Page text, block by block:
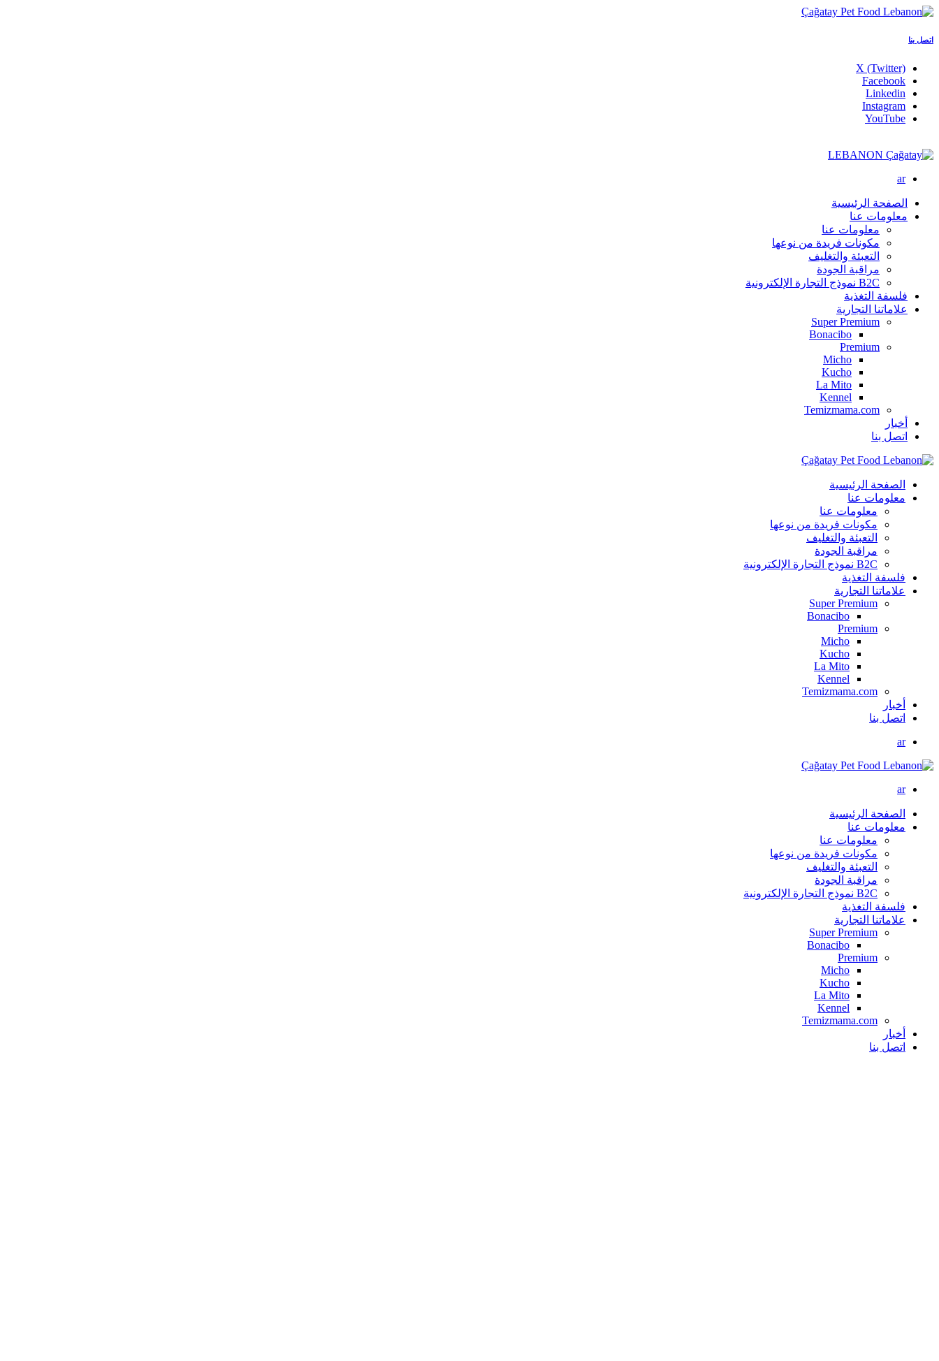
اتصل بنا
X (Twitter)
Facebook
Linkedin
Instagram
YouTube
ar
الصفحة الرئيسية
معلومات عنا
معلومات عنا
مكونات فريدة من نوعها
التعبئة والتغليف
مراقبة الجودة
B2C نموذج التجارة الإلكترونية
فلسفة التغذية
علاماتنا التجارية
Super Premium
Bonacibo
Premium
Micho
Kucho
La Mito
Kennel
Temizmama.com
أخبار
اتصل بنا
الصفحة الرئيسية
معلومات عنا
معلومات عنا
مكونات فريدة من نوعها
التعبئة والتغليف
مراقبة الجودة
B2C نموذج التجارة الإلكترونية
فلسفة التغذية
علاماتنا التجارية
Super Premium
Bonacibo
Premium
Micho
Kucho
La Mito
Kennel
Temizmama.com
أخبار
اتصل بنا
ar
ar
الصفحة الرئيسية
معلومات عنا
معلومات عنا
مكونات فريدة من نوعها
التعبئة والتغليف
مراقبة الجودة
B2C نموذج التجارة الإلكترونية
فلسفة التغذية
علاماتنا التجارية
Super Premium
Bonacibo
Premium
Micho
Kucho
La Mito
Kennel
Temizmama.com
أخبار
اتصل بنا